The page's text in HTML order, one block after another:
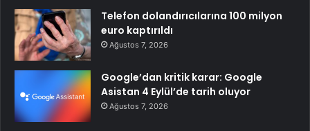
Telefon dolandırıcılarına 100 milyon
euro kaptırıldı
Ağustos 7, 2026
Google’dan kritik karar: Google
Asistan 4 Eylül’de tarih oluyor
Ağustos 7, 2026